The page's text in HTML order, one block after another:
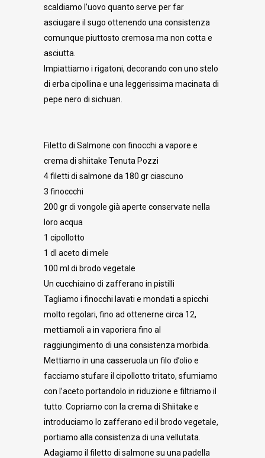
scaldiamo l’uovo quanto serve per far
asciugare il sugo ottenendo una consistenza
comunque piuttosto cremosa ma non cotta e
asciutta.
Impiattiamo i rigatoni, decorando con uno stelo
di erba cipollina e una leggerissima macinata di
pepe nero di sichuan.
Filetto di Salmone con finocchi a vapore e
crema di shiitake Tenuta Pozzi
4 filetti di salmone da 180 gr ciascuno
3 finoccchi
200 gr di vongole già aperte conservate nella
loro acqua
1 cipollotto
1 dl aceto di mele
100 ml di brodo vegetale
Un cucchiaino di zafferano in pistilli
Tagliamo i finocchi lavati e mondati a spicchi
molto regolari, fino ad ottenerne circa 12,
mettiamoli a in vaporiera fino al
raggiungimento di una consistenza morbida.
Mettiamo in una casseruola un filo d’olio e
facciamo stufare il cipollotto tritato, sfumiamo
con l’aceto portandolo in riduzione e filtriamo il
tutto. Copriamo con la crema di Shiitake e
introduciamo lo zafferano ed il brodo vegetale,
portiamo alla consistenza di una vellutata.
Adagiamo il filetto di salmone su una padella